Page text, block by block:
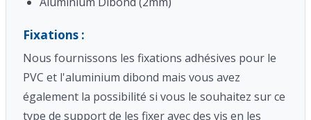
Fixations :
Nous fournissons les fixations adhésives pour le
PVC et l'aluminium dibond mais vous avez
également la possibilité si vous le souhaitez sur ce
type de support de les fixer avec des vis en les